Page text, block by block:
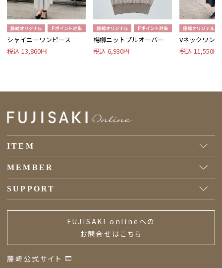
シャイニーワンピース
税込 13,860円
楊柳ニットプルオーバー
税込 6,930円
Vネックワン
税込 11,550円
ITEM
MEMBER
SUPPORT
FUJISAKI onlineへの
お問合せはこちら
藤崎公式サイト